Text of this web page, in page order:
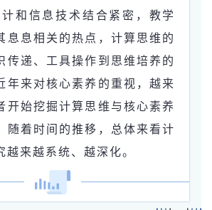
和信息技术结合紧密，教学
息息相关的热点，计算思维的
传递、工具操作到思维培养的
年来对核心素养的重视，越来
开始挖掘计算思维与核心素养
随着时间的推移，总体来看计
越来越系统、越深化。